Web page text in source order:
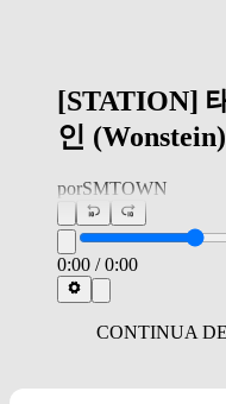
[STATION]
인
porSMTOWN
0:00 /0:00